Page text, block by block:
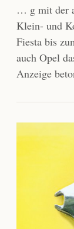
… g mit der
Klein- und
Fiesta bis
auch Opel
Anzeige